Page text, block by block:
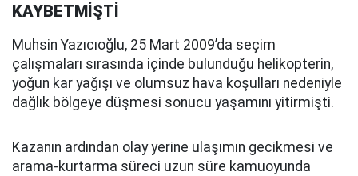
KAYBETMİŞTİ
Muhsin Yazıcıoğlu, 25 Mart 2009’da seçim
çalışmaları sırasında içinde bulunduğu helikopterin,
yoğun kar yağışı ve olumsuz hava koşulları nedeniyle
dağlık bölgeye düşmesi sonucu yaşamını yitirmişti.
Kazanın ardından olay yerine ulaşımın gecikmesi ve
arama-kurtarma süreci uzun süre kamuoyunda